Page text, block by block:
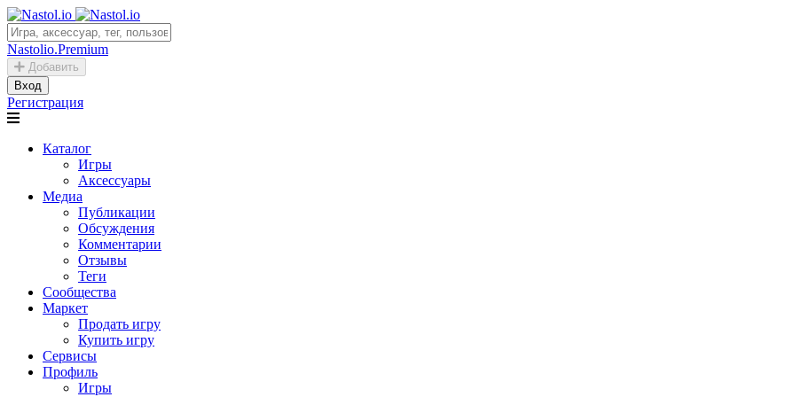
Nastolio.Premium
Добавить
Вход
Регистрация
Каталог
Игры
Аксессуары
Медиа
Публикации
Обсуждения
Комментарии
Отзывы
Теги
Сообщества
Маркет
Продать игру
Купить игру
Сервисы
Профиль
Игры